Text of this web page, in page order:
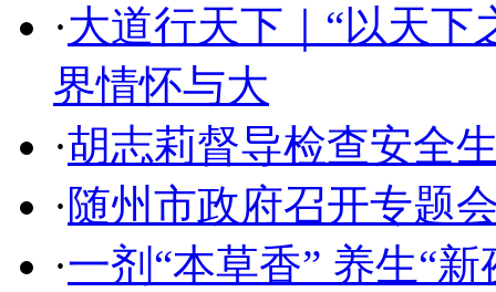
·大道行天下｜“以天
界情怀与大
·胡志莉督导检查安全
·随州市政府召开专题
·一剂“本草香” 养生“